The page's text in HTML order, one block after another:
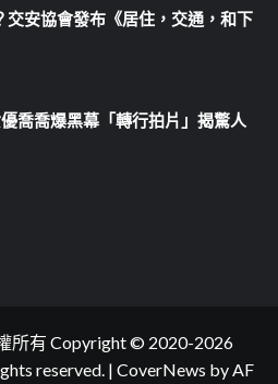
安協會發布《居住，交通，和下
喬喬爆黑幕「轉行拍片」揭驚人
所有 Copyright © 2020-2026
reserved. | CoverNews by AF